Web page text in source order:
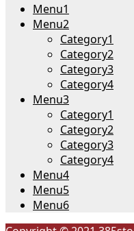
Menu1
Menu2
Category1
Category2
Category3
Category4
Menu3
Category1
Category2
Category3
Category4
Menu4
Menu5
Menu6